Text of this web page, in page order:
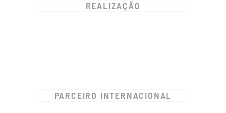
REALIZAÇÃO
PARCEIRO INTERNACIONAL